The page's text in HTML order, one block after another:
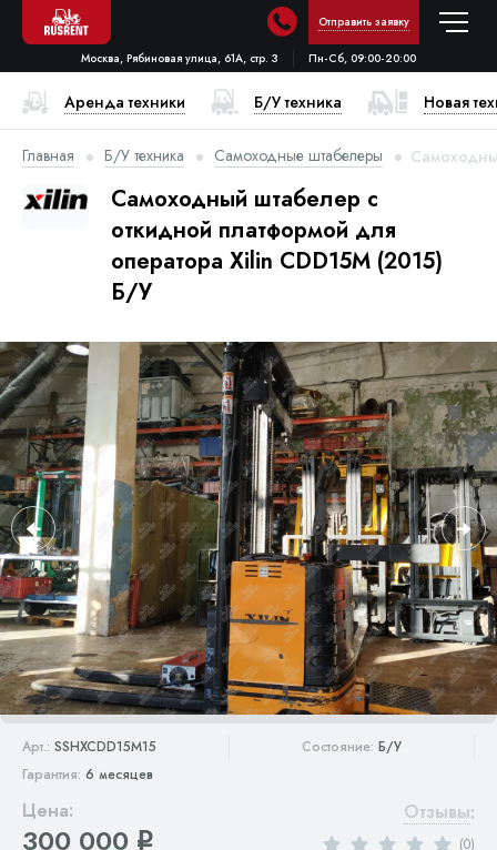
Отправить заявку
Москва, Рябиновая улица, 61А, стр. 3 Пн-Сб, 09:00-20:00
Аренда техники Б/У техника Новая
Главная Б/У техника Самоходные штабелеры
Самоходный штабелер с
откидной платформой для
оператора Xilin CDD15M (2015)
Б/У
Арт.: SSHXCDD15M15 Состояние: Б/У
Гарантия: 6 месяцев
Цена:
300 000 q
Отзывы:
(0)